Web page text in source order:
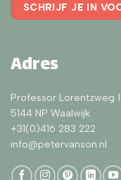
SCHRIJF JE IN
Adres
Professor Lorentzweg
5144 NP Waalwijk
+31(0)416 283 222
info@petervanson.nl